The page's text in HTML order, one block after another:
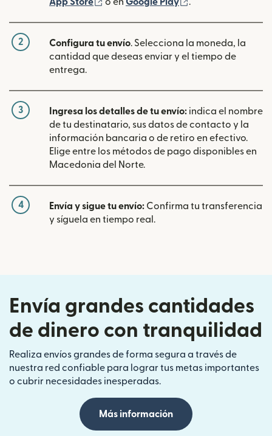
2 Configura tu envío. Selecciona la moneda, la
cantidad que deseas enviar y el tiempo de
entrega.
3 Ingresa los detalles de tu envío: indica el nombre
de tu destinatario, sus datos de contacto y la
información bancaria o de retiro en efectivo.
Elige entre los métodos de pago disponibles en
Macedonia del Norte.
4 Envía y sigue tu envío: Confirma tu transferencia
y síguela en tiempo real.
Envía grandes cantidades
de dinero con tranquilidad
Realiza envíos grandes de forma segura a través de
nuestra red confiable para lograr tus metas importantes
o cubrir necesidades inesperadas.
Más información